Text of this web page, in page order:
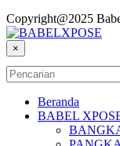
Copyright@2025
×
Beranda
BABEL